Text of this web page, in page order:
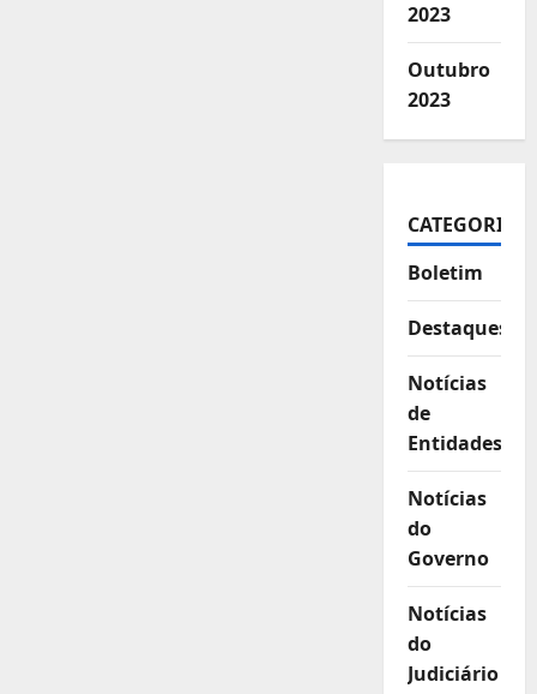
2023
Outubro
2023
CATEGORIAS
Boletim
Destaques
Notícias
de
Entidades
Notícias
do
Governo
Notícias
do
Judiciário